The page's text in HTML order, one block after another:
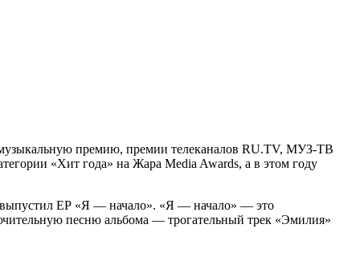
премию, премии телеканалов RU.TV, МУЗ-ТВ
«Хит года» на Жара Media Awards, а в этом году
EP «Я — начало». «Я — начало» — это
песню альбома — трогательный трек «Эмилия»